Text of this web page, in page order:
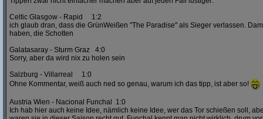
Celtic Glasgow - Rapid 1:2
ich glaub dran, dass die GrünWeißen "The Paradise" als Sieger verlassen.
haben, die Schotten
Galatasaray - Sturm Graz 4:0
Sorry, aber da wird nix zu holen sein
Salzburg - Villarreal 1:0
Ohne Kommentar, weiß auch ned so genau, warum ich das tipp, ist aber so!
Austria Wien - Nacional Funchal 1:0
Ich hab hier auch keine Idee, nämlich keine Idee, wer das Tor schießen soll,